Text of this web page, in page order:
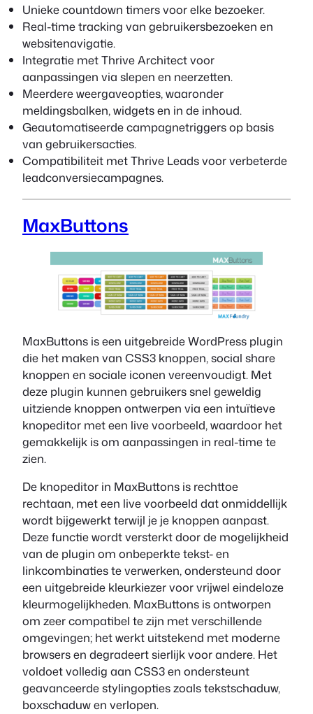
Unieke countdown timers voor elke bezoeker.
Real-time tracking van gebruikersbezoeken en
websitenavigatie.
Integratie met Thrive Architect voor
aanpassingen via slepen en neerzetten.
Meerdere weergaveopties, waaronder
meldingsbalken, widgets en in de inhoud.
Geautomatiseerde campagnetriggers op basis
van gebruikersacties.
Compatibiliteit met Thrive Leads voor verbeterde
leadconversiecampagnes.
MaxButtons
MaxButtons is een uitgebreide WordPress plugin
die het maken van CSS3 knoppen, social share
knoppen en sociale iconen vereenvoudigt. Met
deze plugin kunnen gebruikers snel geweldig
uitziende knoppen ontwerpen via een intuïtieve
knopeditor met een live voorbeeld, waardoor het
gemakkelijk is om aanpassingen in real-time te
zien.
De knopeditor in MaxButtons is rechttoe
rechtaan, met een live voorbeeld dat onmiddellijk
wordt bijgewerkt terwijl je je knoppen aanpast.
Deze functie wordt versterkt door de mogelijkheid
van de plugin om onbeperkte tekst- en
linkcombinaties te verwerken, ondersteund door
een uitgebreide kleurkiezer voor vrijwel eindeloze
kleurmogelijkheden. MaxButtons is ontworpen
om zeer compatibel te zijn met verschillende
omgevingen; het werkt uitstekend met moderne
browsers en degradeert sierlijk voor andere. Het
voldoet volledig aan CSS3 en ondersteunt
geavanceerde stylingopties zoals tekstschaduw,
boxschaduw en verlopen.